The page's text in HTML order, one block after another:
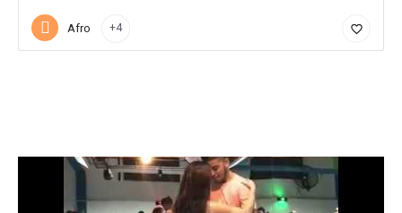
Afro +4 favorite_border